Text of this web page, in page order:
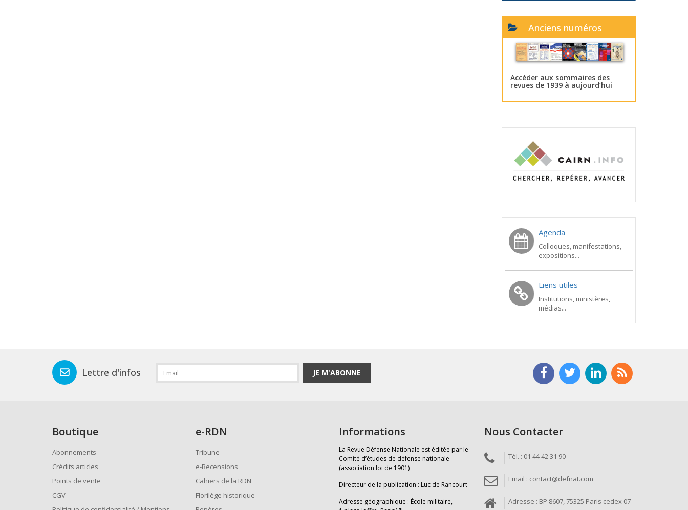
Anciens numéros
Accéder aux sommaires des
revues de 1939 à aujourd’hui
Agenda
Colloques, manifestations,
expositions...
Liens utiles
Institutions, ministères,
médias...
Lettre d'infos JE M'ABONNE
Boutique
Abonnements
Crédits articles
Points de vente
CGV
e-RDN
Tribune
e-Recensions
Cahiers de la RDN
Florilège historique
Informations
La Revue Défense Nationale est éditée par le
Comité d’études de défense nationale
(association loi de 1901)
Directeur de la publication : Luc de Rancourt
Adresse géographique : École militaire,
Nous Contacter
Tél. : 01 44 42 31 90
Email : contact@defnat.com
Adresse : BP 8607, 75325 Paris cedex 07